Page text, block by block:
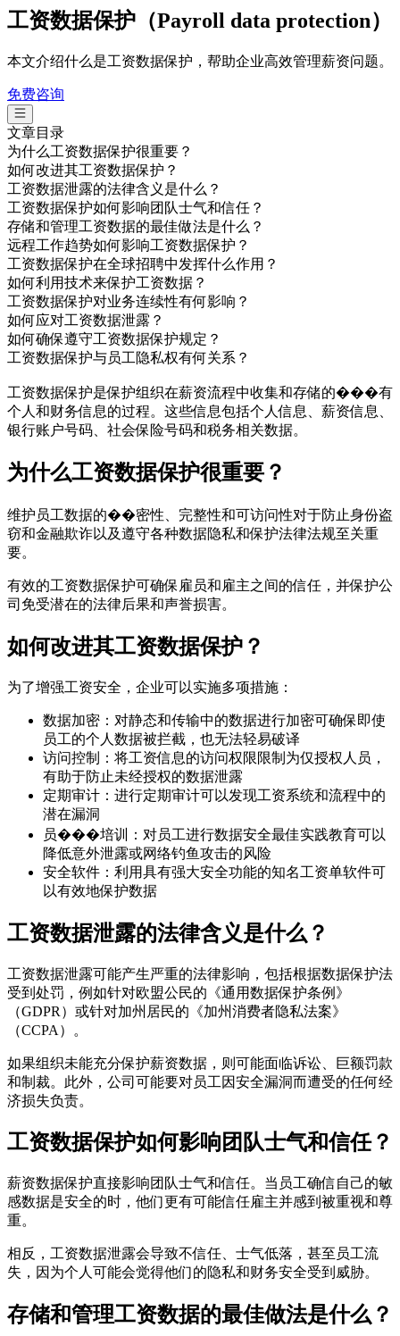
工资数据保护（Payroll data protection）
本文介绍什么是工资数据保护，帮助企业高效管理薪资问题。
免费咨询
文章目录
为什么工资数据保护很重要？
如何改进其工资数据保护？
工资数据泄露的法律含义是什么？
工资数据保护如何影响团队士气和信任？
存储和管理工资数据的最佳做法是什么？
远程工作趋势如何影响工资数据保护？
工资数据保护在全球招聘中发挥什么作用？
如何利用技术来保护工资数据？
工资数据保护对业务连续性有何影响？
如何应对工资数据泄露？
如何确保遵守工资数据保护规定？
工资数据保护与员工隐私权有何关系？
工资数据保护是保护组织在薪资流程中收集和存储的���有
个人和财务信息的过程。这些信息包括个人信息、薪资信息、
银行账户号码、社会保险号码和税务相关数据。
为什么工资数据保护很重要？
维护员工数据的��密性、完整性和可访问性对于防止身份盗
窃和金融欺诈以及遵守各种数据隐私和保护法律法规至关重
要。
有效的工资数据保护可确保雇员和雇主之间的信任，并保护公
司免受潜在的法律后果和声誉损害。
如何改进其工资数据保护？
为了增强工资安全，企业可以实施多项措施：
数据加密：对静态和传输中的数据进行加密可确保即使
员工的个人数据被拦截，也无法轻易破译
访问控制：将工资信息的访问权限限制为仅授权人员，
有助于防止未经授权的数据泄露
定期审计：进行定期审计可以发现工资系统和流程中的
潜在漏洞
员���培训：对员工进行数据安全最佳实践教育可以
降低意外泄露或网络钓鱼攻击的风险
安全软件：利用具有强大安全功能的知名工资单软件可
以有效地保护数据
工资数据泄露的法律含义是什么？
工资数据泄露可能产生严重的法律影响，包括根据数据保护法
受到处罚，例如针对欧盟公民的《通用数据保护条例》
（GDPR）或针对加州居民的《加州消费者隐私法案》
（CCPA）。
如果组织未能充分保护薪资数据，则可能面临诉讼、巨额罚款
和制裁。此外，公司可能要对员工因安全漏洞而遭受的任何经
济损失负责。
工资数据保护如何影响团队士气和信任？
薪资数据保护直接影响团队士气和信任。当员工确信自己的敏
感数据是安全的时，他们更有可能信任雇主并感到被重视和尊
重。
相反，工资数据泄露会导致不信任、士气低落，甚至员工流
失，因为个人可能会觉得他们的隐私和财务安全受到威胁。
存储和管理工资数据的最佳做法是什么？